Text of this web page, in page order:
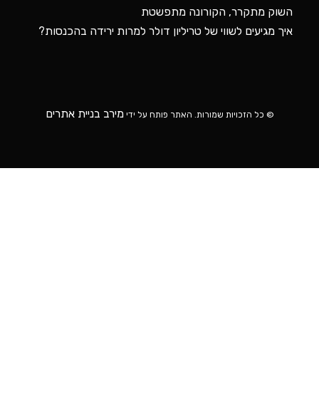
השוק מתקרר, הקורונה מתפשטת
איך מגיעים לשווי של טריליון דולר למרות ירידה בהכנסות?
© כל הזכויות שמורות. האתר פותח על ידימירב בניית אתרים